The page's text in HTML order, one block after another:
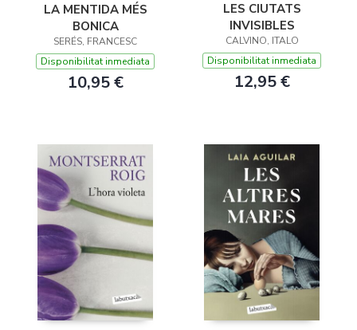
LA MENTIDA MÉS
BONICA
SERÉS, FRANCESC
Disponibilitat inmediata
10,95 €
LES CIUTATS
INVISIBLES
CALVINO, ITALO
Disponibilitat inmediata
12,95 €